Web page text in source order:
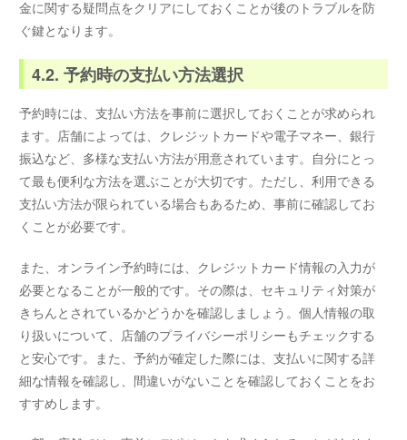
金に関する疑問点をクリアにしておくことが後のトラブルを防
ぐ鍵となります。
4.2. 予約時の支払い方法選択
予約時には、支払い方法を事前に選択しておくことが求められ
ます。店舗によっては、クレジットカードや電子マネー、銀行
振込など、多様な支払い方法が用意されています。自分にとっ
て最も便利な方法を選ぶことが大切です。ただし、利用できる
支払い方法が限られている場合もあるため、事前に確認してお
くことが必要です。
また、オンライン予約時には、クレジットカード情報の入力が
必要となることが一般的です。その際は、セキュリティ対策が
きちんとされているかどうかを確認しましょう。個人情報の取
り扱いについて、店舗のプライバシーポリシーもチェックする
と安心です。また、予約が確定した際には、支払いに関する詳
細な情報を確認し、間違いがないことを確認しておくことをお
すすめします。